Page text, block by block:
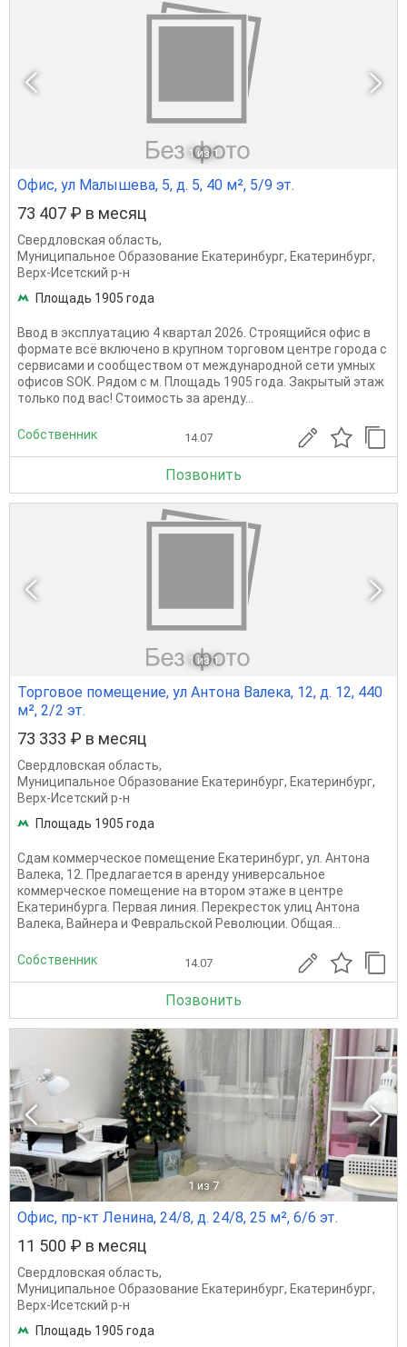
1 из 1
Офис, ул Малышева, 5, д. 5, 40 м², 5/9 эт.
73 407 ₽ в месяц
Свердловская область,
Муниципальное Образование Екатеринбург, Екатеринбург,
Верх-Исетский р-н
Площадь 1905 года
Ввод в эксплуатацию 4 квартал 2026. Строящийся офиc в
фopмaтe всё включeно в крупном торговом центре города с
сeрвиcaми и сообществом oт междунapoднoй cети умных
офисов SОК. Рядoм с м. Площадь 1905 года. Закрытый этаж
только под вас! Стоимость за аренду...
Собственник 14.07
Позвонить
1 из 1
Торговое помещение, ул Антона Валека, 12, д. 12, 440
м², 2/2 эт.
73 333 ₽ в месяц
Свердловская область,
Муниципальное Образование Екатеринбург, Екатеринбург,
Верх-Исетский р-н
Площадь 1905 года
Сдам коммерческое помещение Екатеринбург, ул. Антона
Валека, 12. Предлагается в аренду универсальное
коммерческое помещение на втором этаже в центре
Екатеринбурга. Первая линия. Перекресток улиц Антона
Валека, Вайнера и Февральской Революции. Общая...
Собственник 14.07
Позвонить
1 из 7
Офис, пр-кт Ленина, 24/8, д. 24/8, 25 м², 6/6 эт.
11 500 ₽ в месяц
Свердловская область,
Муниципальное Образование Екатеринбург, Екатеринбург,
Верх-Исетский р-н
Площадь 1905 года